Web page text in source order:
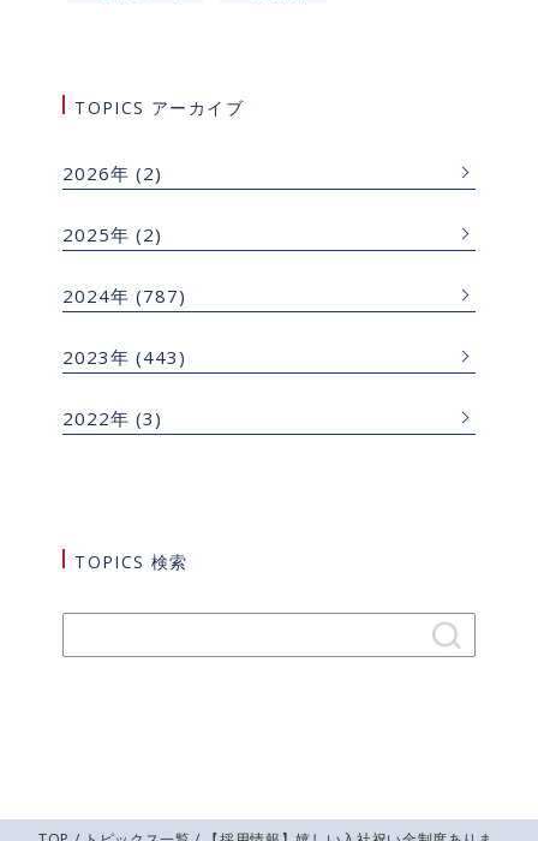
TOPICS アーカイブ
2026年 (2)
2025年 (2)
2024年 (787)
2023年 (443)
2022年 (3)
TOPICS 検索